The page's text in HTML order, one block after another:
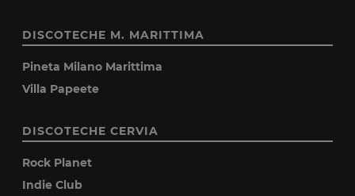
DISCOTECHE M. MARITTIMA
Pineta Milano Marittima
Villa Papeete
DISCOTECHE CERVIA
Rock Planet
Indie Club